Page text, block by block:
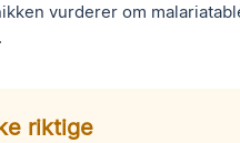
vurderer om
riktige